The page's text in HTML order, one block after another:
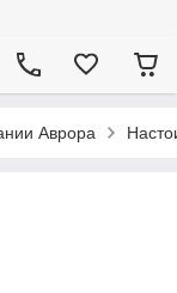
Аврора